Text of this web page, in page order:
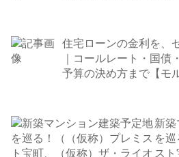
住宅ローンの金利を、
｜コールレート・国債
予算の決め方まで【モ
新
を
ス